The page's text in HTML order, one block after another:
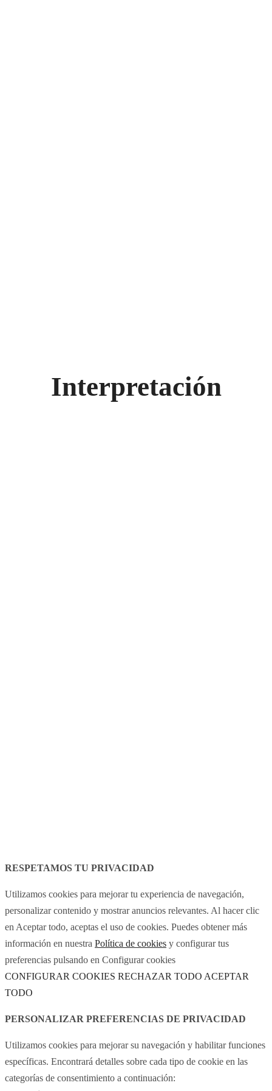
Interpretación
RESPETAMOS TU PRIVACIDAD
Utilizamos cookies para mejorar tu experiencia de navegación,
personalizar contenido y mostrar anuncios relevantes. Al hacer clic
en Aceptar todo, aceptas el uso de cookies. Puedes obtener más
información en nuestra Política de cookies y configurar tus
preferencias pulsando en Configurar cookies
CONFIGURAR COOKIES RECHAZAR TODO ACEPTAR
TODO
PERSONALIZAR PREFERENCIAS DE PRIVACIDAD
Utilizamos cookies para mejorar su navegación y habilitar funciones
específicas. Encontrará detalles sobre cada tipo de cookie en las
categorías de consentimiento a continuación: